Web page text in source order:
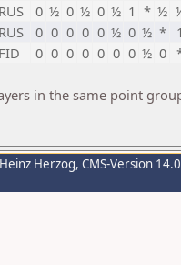
RUS 0 ½ 0 ½ 0 ½ 1 * ½
RUS 0 0 0 0 0 ½ 0 ½ * 1
FID 0 0 0 0 0 0 0 ½ 0
in the same point
Herzog, CMS-Version